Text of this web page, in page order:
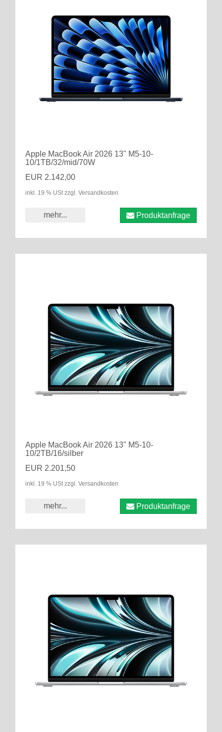
Apple MacBook Air 2026 13" M5-10-
10/1TB/32/mid/70W
EUR 2.142,00
inkl. 19 % USt zzgl. Versandkosten
mehr... Produktanfrage
Apple MacBook Air 2026 13" M5-10-
10/2TB/16/silber
EUR 2.201,50
inkl. 19 % USt zzgl. Versandkosten
mehr... Produktanfrage